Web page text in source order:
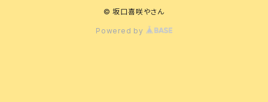
© 坂口喜咲やさん
Powered by